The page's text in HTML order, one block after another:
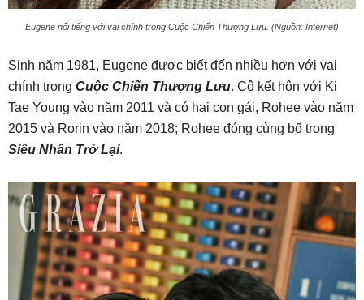
Eugene nổi tiếng với vai chính trong Cuộc Chiến Thượng Lưu. (Nguồn: Internet)
Sinh năm 1981, Eugene được biết đến nhiều hơn với vai
chính trong Cuộc Chiến Thượng Lưu. Cô kết hôn với Ki
Tae Young vào năm 2011 và có hai con gái, Rohee vào năm
2015 và Rorin vào năm 2018; Rohee đóng cùng bố trong
Siêu Nhân Trở Lại.